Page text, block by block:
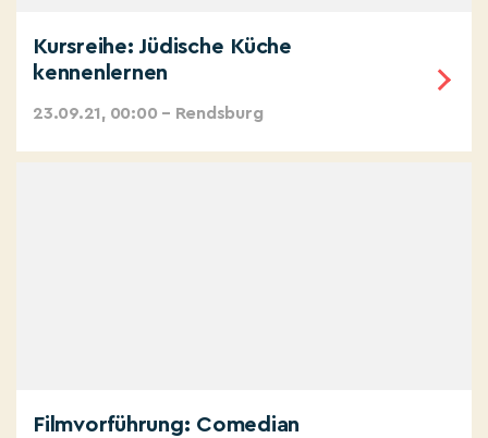
Kursreihe: Jüdische Küche
kennenlernen
23.09.21, 00:00 – Rendsburg
Filmvorführung: Comedian